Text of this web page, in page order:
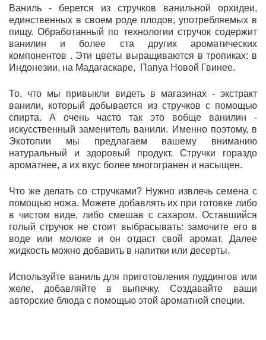
Ваниль - берется из стручков ванильной орхидеи,
единственных в своем роде плодов, употребляемых в
пищу. Обработанный по технологии стручок содержит
ванилин и более ста других ароматических
компонентов . Эти цветы выращиваются в тропиках: в
Индонезии, на Мадагаскаре, Папуа Новой Гвинее.
То, что мы привыкли видеть в магазинах - экстракт
ванили, который добывается из стручков с помощью
спирта. А очень часто так это вобще ванилин -
искусственный заменитель ванили. Именно поэтому, в
Экотопии мы предлагаем вашему вниманию
натуральный и здоровый продукт. Стручки гораздо
ароматнее, а их вкус более многогранен и насыщен.
Что же делать со стручками? Нужно извлечь семена с
помощью ножа. Можете добавлять их при готовке либо
в чистом виде, либо смешав с сахаром. Оставшийся
голый стручок не стоит выбрасывать: замочите его в
воде или молоке и он отдаст свой аромат. Далее
жидкость можно добавить в напитки или десерты.
Используйте ваниль для приготовления пуддингов или
желе, добавляйте в выпечку. Создавайте ваши
авторские блюда с помощью этой ароматной специи.